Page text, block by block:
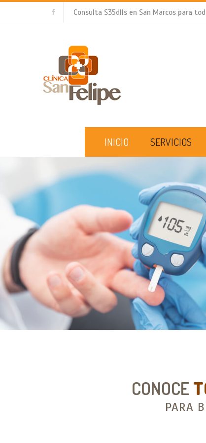
Consulta $35dlls en San Marcos para
INICIO SERVICIOS
CONOCE
PARA